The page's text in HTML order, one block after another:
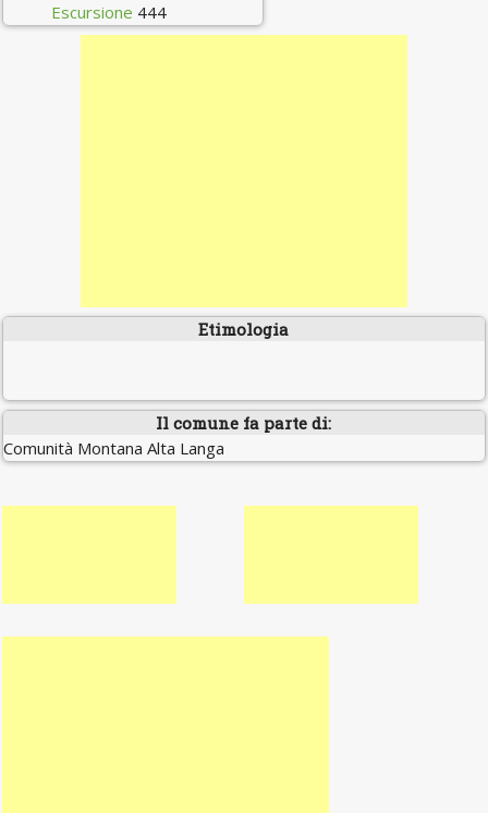
Escursione 444
Etimologia
Il comune fa parte di:
Comunità Montana Alta Langa